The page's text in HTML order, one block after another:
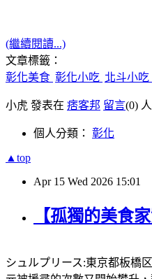
(繼續閱讀...)
文章標籤：
彰化美食 彰化小吃 北斗小吃
小虎 發表在 痞客邦 留言(0)
個人分類： 彰化
▲top
Apr 15 Wed 2026 15:01
【孤獨的美食
シュルプリース:東京都板橋